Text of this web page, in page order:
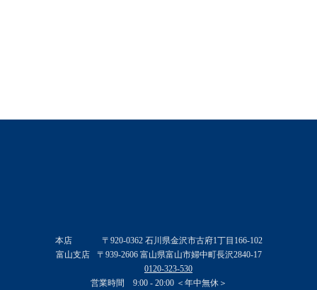
本店
〒920-0362 石川県金沢市古府1丁目166-102
富山支店
〒939-2606 富山県富山市婦中町長沢2840-17
0120-323-530
営業時間 9:00 - 20:00 ＜年中無休＞